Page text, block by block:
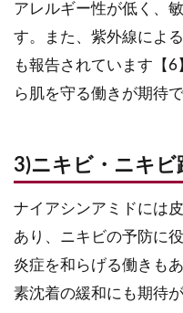
アレルギー性が低く、
す。また、紫外線によ
も報告されています【
ら肌を守る働きが期待で
3)ニキビ・ニキビ
ナイアシンアミドには
あり、ニキビの予防に
炎症を和らげる働きも
素沈着の緩和にも期待